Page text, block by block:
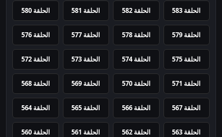
الحلقة 583 الحلقة 582 الحلقة 581 الحلقة 580
الحلقة 579 الحلقة 578 الحلقة 577 الحلقة 576
الحلقة 575 الحلقة 574 الحلقة 573 الحلقة 572
الحلقة 571 الحلقة 570 الحلقة 569 الحلقة 568
الحلقة 567 الحلقة 566 الحلقة 565 الحلقة 564
الحلقة 563 الحلقة 562 الحلقة 561 الحلقة 560